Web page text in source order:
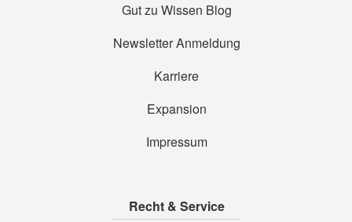
Gut zu Wissen Blog
Newsletter Anmeldung
Karriere
Expansion
Impressum
Recht & Service